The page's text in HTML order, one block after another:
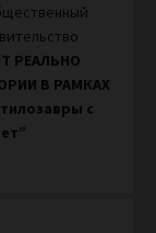
РЕАЛЬНО
В РАМКАХ
с